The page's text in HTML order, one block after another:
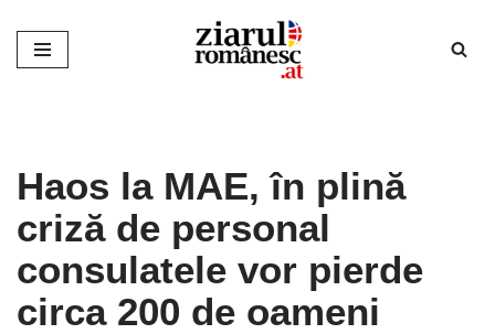
Sari
Haos la MAE, în plină
criză de personal
consulatele vor pierde
circa 200 de oameni